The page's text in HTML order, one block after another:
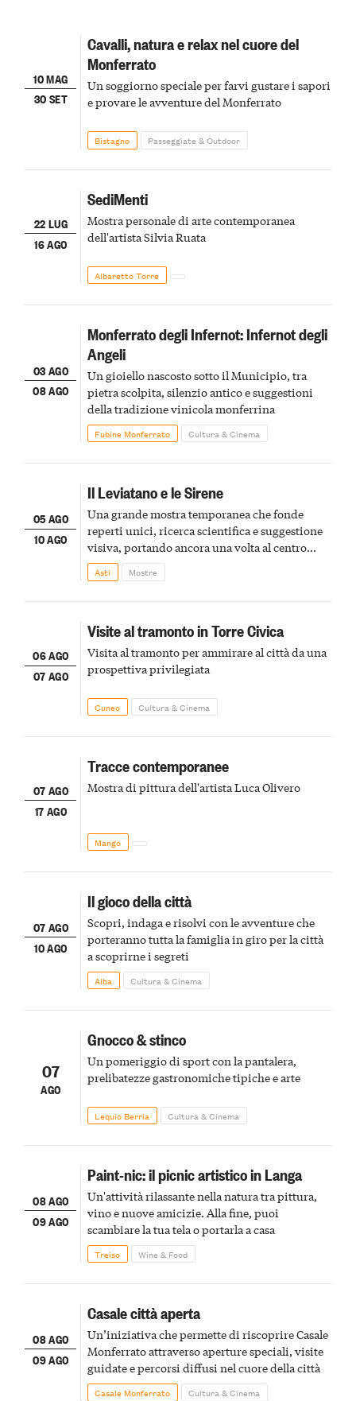
10 MAG
30 SET
Cavalli, natura e relax nel cuore del
Monferrato
Un soggiorno speciale per farvi gustare i sapori
e provare le avventure del Monferrato
Bistagno Passeggiate & Outdoor
22 LUG
16 AGO
SediMenti
Mostra personale di arte contemporanea
dell'artista Silvia Ruata
Albaretto Torre
03 AGO
08 AGO
Monferrato degli Infernot: Infernot degli
Angeli
Un gioiello nascosto sotto il Municipio, tra
pietra scolpita, silenzio antico e suggestioni
della tradizione vinicola monferrina
Fubine Monferrato Cultura & Cinema
05 AGO
10 AGO
Il Leviatano e le Sirene
Una grande mostra temporanea che fonde
reperti unici, ricerca scientifica e suggestione
visiva, portando ancora una volta al centro
della scena le meraviglie del passato astigiano
Asti Mostre
06 AGO
07 AGO
Visite al tramonto in Torre Civica
Visita al tramonto per ammirare al città da una
prospettiva privilegiata
Cuneo Cultura & Cinema
07 AGO
17 AGO
Tracce contemporanee
Mostra di pittura dell'artista Luca Olivero
Mango
07 AGO
10 AGO
Il gioco della città
Scopri, indaga e risolvi con le avventure che
porteranno tutta la famiglia in giro per la città
a scoprirne i segreti
Alba Cultura & Cinema
07
AGO
Gnocco & stinco
Un pomeriggio di sport con la pantalera,
prelibatezze gastronomiche tipiche e arte
Lequio Berria Cultura & Cinema
08 AGO
09 AGO
Paint-nic: il picnic artistico in Langa
Un'attività rilassante nella natura tra pittura,
vino e nuove amicizie. Alla fine, puoi
scambiare la tua tela o portarla a casa
Treiso Wine & Food
08 AGO
09 AGO
Casale città aperta
Un’iniziativa che permette di riscoprire Casale
Monferrato attraverso aperture speciali, visite
guidate e percorsi diffusi nel cuore della città
Casale Monferrato Cultura & Cinema